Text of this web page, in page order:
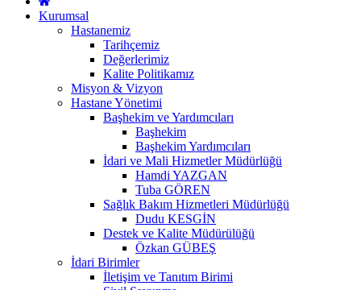
Kurumsal
Hastanemiz
Tarihçemiz
Değerlerimiz
Kalite Politikamız
Misyon & Vizyon
Hastane Yönetimi
Başhekim ve Yardımcıları
Başhekim
Başhekim Yardımcıları
İdari ve Mali Hizmetler Müdürlüğü
Hamdi YAZGAN
Tuba GÖREN
Sağlık Bakım Hizmetleri Müdürlüğü
Dudu KESGİN
Destek ve Kalite Müdürülüğü
Özkan GÜBEŞ
İdari Birimler
İletişim ve Tanıtım Birimi